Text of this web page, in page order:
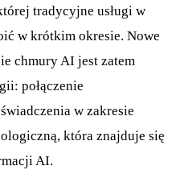
tradycyjne usługi w
w krótkim okresie. Nowe
chmury AI jest zatem
połączenie
w zakresie
która znajduje się
AI.